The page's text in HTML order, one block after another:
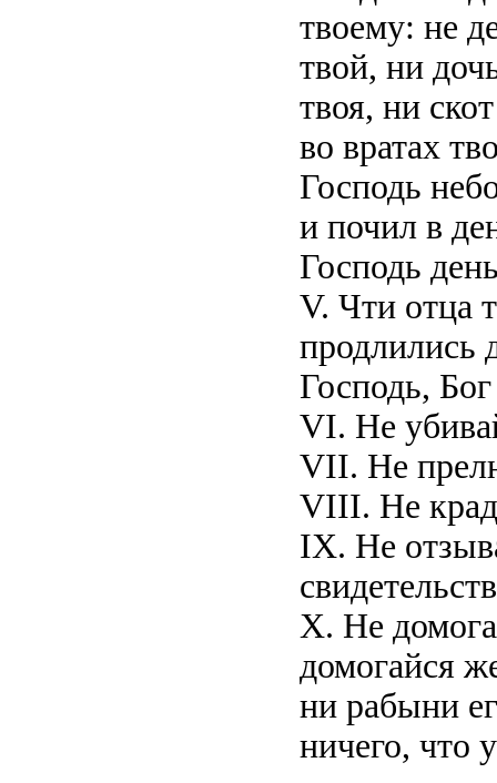
твоему: не
твой, ни
твоя, ни
во вратах
Господь
и почил в
Господь
V. Чти отца
продлились
Господь,
VI. Не
VII. Не
VIII. Не
IX. Не
X. Не
домогайся
ни рабыни
ничего, что